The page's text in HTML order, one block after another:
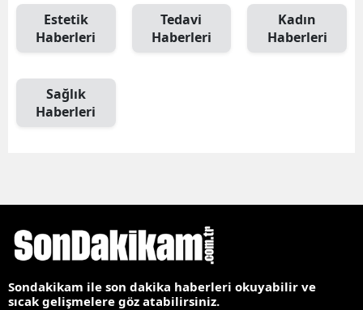
Estetik
Haberleri
Tedavi
Haberleri
Kadın
Haberleri
Sağlık
Haberleri
Sondakikam ile son dakika haberleri okuyabilir ve
sıcak gelişmelere göz atabilirsiniz.